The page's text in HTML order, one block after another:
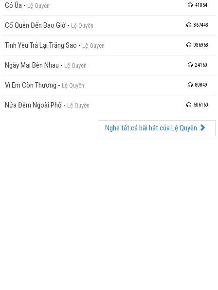
Cỏ Úa - Lệ Quyên 41054
Cố Quên Đến Bao Giờ - Lệ Quyên 867443
Tình Yêu Trả Lại Trăng Sao - Lệ Quyên 936968
Ngày Mai Bên Nhau - Lệ Quyên 24160
Vì Em Còn Thương - Lệ Quyên 80849
Nửa Đêm Ngoài Phố - Lệ Quyên 506160
Nghe tất cả bài hát của Lệ Quyên